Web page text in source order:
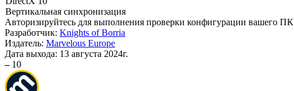
Вертикальная синхронизация
Авторизируйтесь для выполнения проверки конфигурации вашего ПК
Разработчик: Knights of Borria
Издатель: Marvelous Europe
Дата выхода: 13 августа 2024г.
– 10